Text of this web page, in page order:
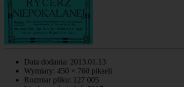
Data dodania: 2013.01.13
Wymiary: 450 × 760 pikseli
Rozmiar pliku: 127 005